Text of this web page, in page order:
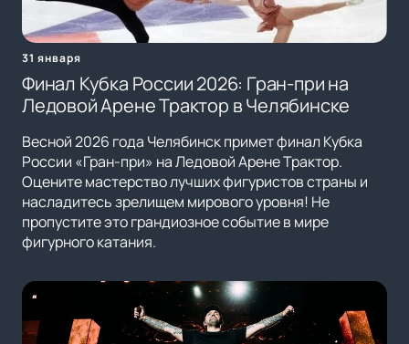
31 января
Финал Кубка России 2026: Гран-при на
Ледовой Арене Трактор в Челябинске
Весной 2026 года Челябинск примет финал Кубка
России «Гран-при» на Ледовой Арене Трактор.
Оцените мастерство лучших фигуристов страны и
насладитесь зрелищем мирового уровня! Не
пропустите это грандиозное событие в мире
фигурного катания.